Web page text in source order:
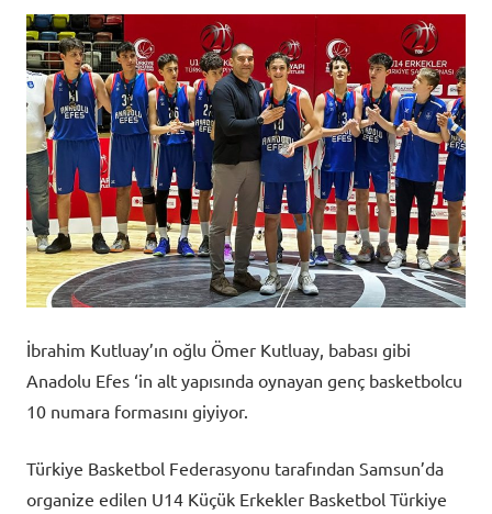
İbrahim Kutluay’ın oğlu Ömer Kutluay, babası gibi
Anadolu Efes ‘in alt yapısında oynayan genç basketbolcu
10 numara formasını giyiyor.
Türkiye Basketbol Federasyonu tarafından Samsun’da
organize edilen U14 Küçük Erkekler Basketbol Türkiye